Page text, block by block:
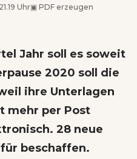
Uhr▣ PDF erzeugen
Jahr soll es soweit
2020 soll die
ihre Unterlagen
mehr per Post
28 neue
beschaffen.